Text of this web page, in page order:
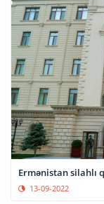
Ermənistan silahlı
13-09-2022